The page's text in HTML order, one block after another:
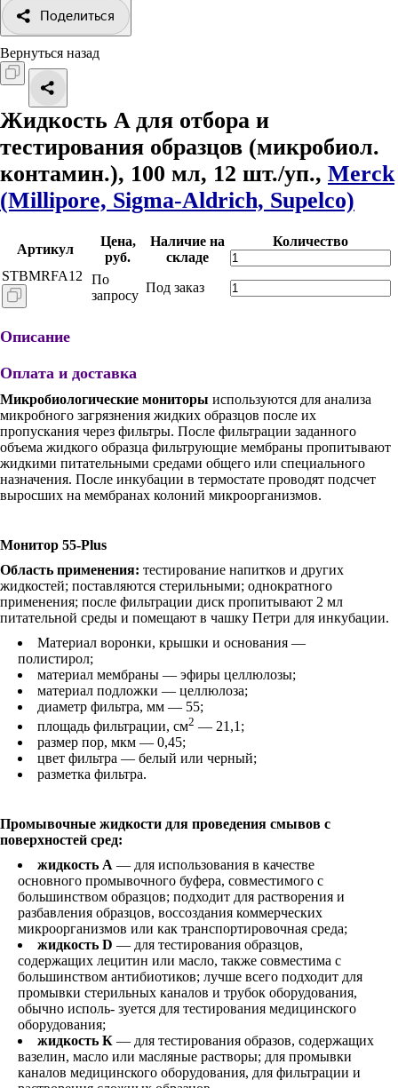
Поделиться
Вернуться назад
Жидкость A для отбора и
тестирования образцов (микробиол.
контамин.), 100 мл, 12 шт./уп., Merck
(Millipore, Sigma-Aldrich, Supelco)
Артикул
Цена,
руб.
Наличие на
складе
Количество
STBMRFA12
По
запросу
Под заказ
Описание
Оплата и доставка
Микробиологические мониторы используются для анализа
микробного загрязнения жидких образцов после их
пропускания через фильтры. После фильтрации заданного
объема жидкого образца фильтрующие мембраны пропитывают
жидкими питательными средами общего или специального
назначения. После инкубации в термостате проводят подсчет
выросших на мембранах колоний микроорганизмов.
Монитор 55-Plus
Область применения: тестирование напитков и других
жидкостей; поставляются стерильными; однократного
применения; после фильтрации диск пропитывают 2 мл
питательной среды и помещают в чашку Петри для инкубации.
Материал воронки, крышки и основания —
полистирол;
материал мембраны — эфиры целлюлозы;
материал подложки — целлюлоза;
диаметр фильтра, мм — 55;
площадь фильтрации, см2 — 21,1;
размер пор, мкм — 0,45;
цвет фильтра — белый или черный;
разметка фильтра.
Промывочные жидкости для проведения смывов с
поверхностей сред:
жидкость А — для использования в качестве
основного промывочного буфера, совместимого с
большинством образцов; подходит для растворения и
разбавления образцов, воссоздания коммерческих
микроорганизмов или как транспортировочная среда;
жидкость D — для тестирования образцов,
содержащих лецитин или масло, также совместима с
большинством антибиотиков; лучше всего подходит для
промывки стерильных каналов и трубок оборудования,
обычно исполь- зуется для тестирования медицинского
оборудования;
жидкость К — для тестирования образов, содержащих
вазелин, масло или масляные растворы; для промывки
каналов медицинского оборудования, для фильтрации и